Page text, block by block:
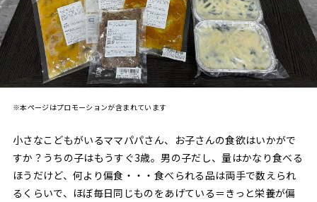
※本ページはプロモーションが含まれています
小さなこどもがいるママパパさん、お子さんの食欲はいかがで
すか？うちの子はもうすぐ3歳。男の子だし、量はかなり食べる
ほうだけど、何より偏食・・・食べられる品は両手で数えられ
るくらいで、ほぼ毎日同じものをあげている＝きっと栄養が偏